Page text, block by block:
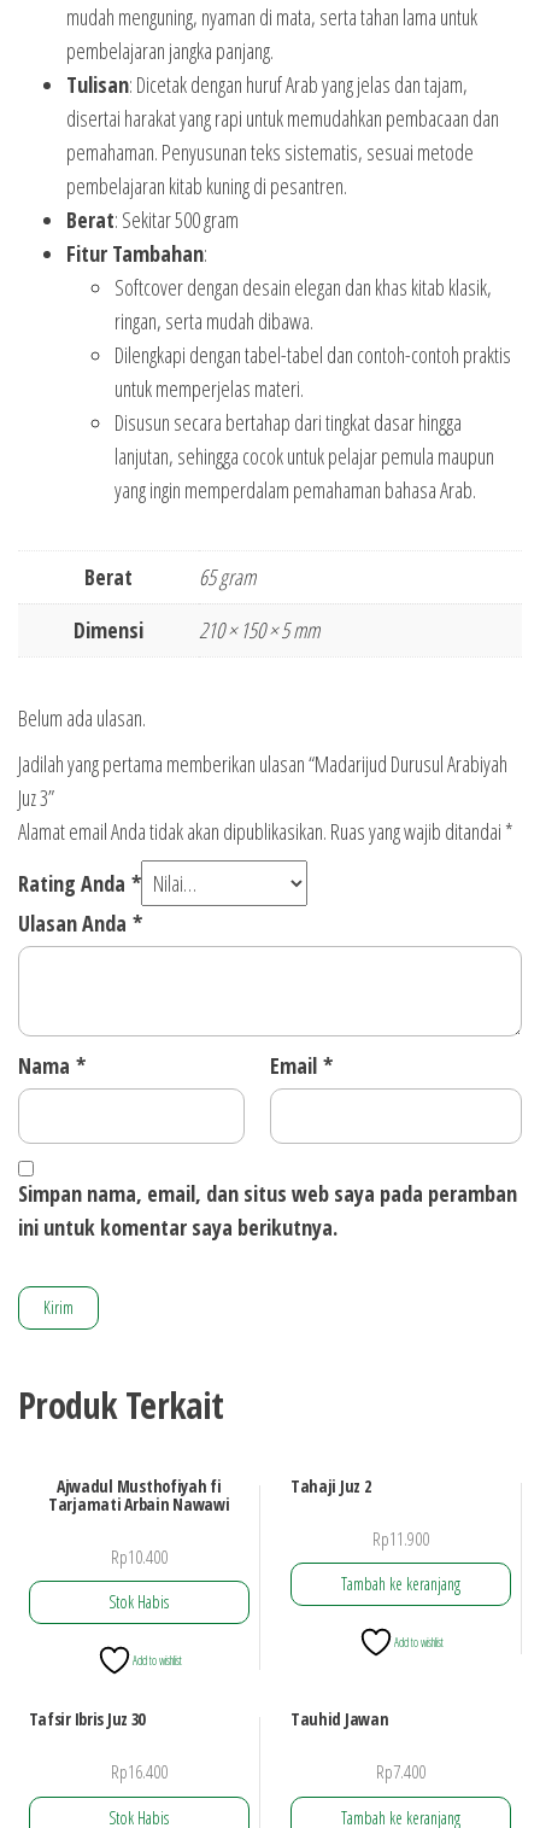
mudah menguning, nyaman di mata, serta tahan lama untuk
pembelajaran jangka panjang.
Tulisan: Dicetak dengan huruf Arab yang jelas dan tajam,
disertai harakat yang rapi untuk memudahkan pembacaan dan
pemahaman. Penyusunan teks sistematis, sesuai metode
pembelajaran kitab kuning di pesantren.
Berat: Sekitar 500 gram
Fitur Tambahan:
Softcover dengan desain elegan dan khas kitab klasik,
ringan, serta mudah dibawa.
Dilengkapi dengan tabel-tabel dan contoh-contoh praktis
untuk memperjelas materi.
Disusun secara bertahap dari tingkat dasar hingga
lanjutan, sehingga cocok untuk pelajar pemula maupun
yang ingin memperdalam pemahaman bahasa Arab.
Berat
65 gram
Dimensi
210 × 150 × 5 mm
Belum ada ulasan.
Jadilah yang pertama memberikan ulasan “Madarijud Durusul Arabiyah
Juz 3”
Alamat email Anda tidak akan dipublikasikan. Ruas yang wajib ditandai *
Rating Anda *
Ulasan Anda *
Nama * Email *
Simpan nama, email, dan situs web saya pada peramban
ini untuk komentar saya berikutnya.
Produk Terkait
Ajwadul Musthofiyah fi
Tarjamati Arbain Nawawi
Rp10.400
Stok Habis
Add to wishlist
Tahaji Juz 2
Rp11.900
Tambah ke keranjang
Add to wishlist
Tafsir Ibris Juz 30
Rp16.400
Stok Habis
Tauhid Jawan
Rp7.400
Tambah ke keranjang